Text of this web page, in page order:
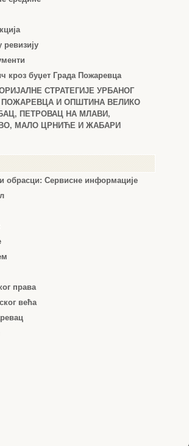
кроз буџет Града Пожаревца
СТРАТЕГИЈЕ УРБАНОГ
ПОЖАРЕВЦА И ОПШТИНА ВЕЛИКО
ПЕТРОВАЦ НА МЛАВИ,
МАЛО ЦРНИЋЕ И ЖАБАРИ
обрасци: Сервисне информације
права
већа